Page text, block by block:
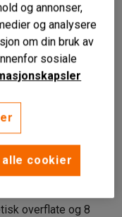
produkter
overflate og 8
og annonser,
og analysere
om din bruk av
sosiale
alle cookier